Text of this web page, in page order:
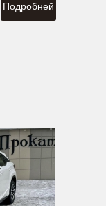
Подробней